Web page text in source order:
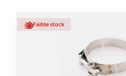
Faible stock